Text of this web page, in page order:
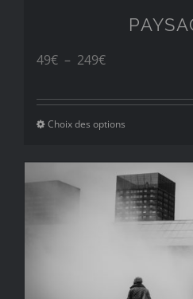
49€ – 249€Plage
prix :
249€
Choix des options